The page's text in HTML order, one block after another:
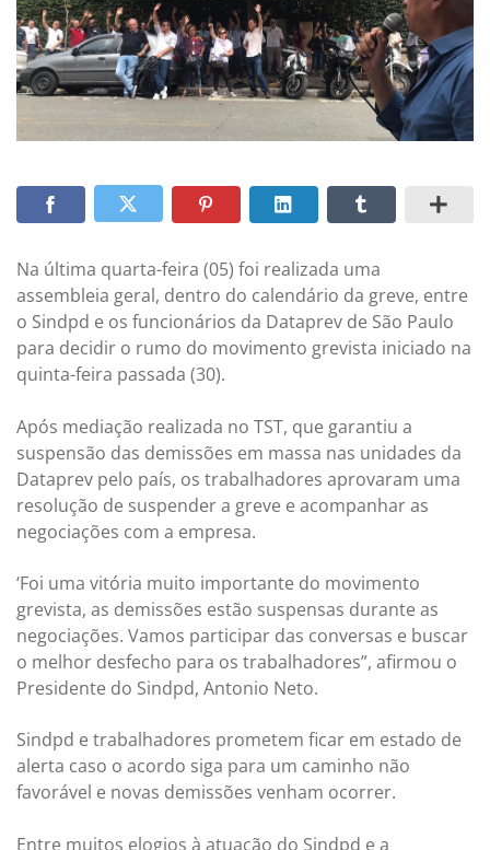
Na última quarta-feira (05) foi realizada uma
assembleia geral, dentro do calendário da greve, entre
o Sindpd e os funcionários da Dataprev de São Paulo
para decidir o rumo do movimento grevista iniciado na
quinta-feira passada (30).
Após mediação realizada no TST, que garantiu a
suspensão das demissões em massa nas unidades da
Dataprev pelo país, os trabalhadores aprovaram uma
resolução de suspender a greve e acompanhar as
negociações com a empresa.
‘Foi uma vitória muito importante do movimento
grevista, as demissões estão suspensas durante as
negociações. Vamos participar das conversas e buscar
o melhor desfecho para os trabalhadores”, afirmou o
Presidente do Sindpd, Antonio Neto.
Sindpd e trabalhadores prometem ficar em estado de
alerta caso o acordo siga para um caminho não
favorável e novas demissões venham ocorrer.
Entre muitos elogios à atuação do Sindpd e a